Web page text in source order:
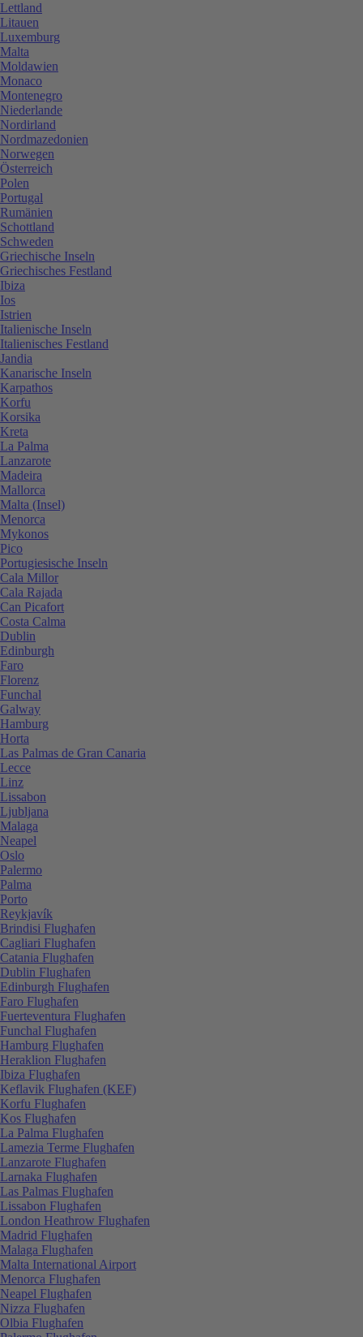
Lettland
Litauen
Luxemburg
Malta
Moldawien
Monaco
Montenegro
Niederlande
Nordirland
Nordmazedonien
Norwegen
Österreich
Polen
Portugal
Rumänien
Schottland
Schweden
Griechische Inseln
Griechisches Festland
Ibiza
Ios
Istrien
Italienische Inseln
Italienisches Festland
Jandia
Kanarische Inseln
Karpathos
Korfu
Korsika
Kreta
La Palma
Lanzarote
Madeira
Mallorca
Malta (Insel)
Menorca
Mykonos
Pico
Portugiesische Inseln
Cala Millor
Cala Rajada
Can Picafort
Costa Calma
Dublin
Edinburgh
Faro
Florenz
Funchal
Galway
Hamburg
Horta
Las Palmas de Gran Canaria
Lecce
Linz
Lissabon
Ljubljana
Malaga
Neapel
Oslo
Palermo
Palma
Porto
Reykjavík
Brindisi Flughafen
Cagliari Flughafen
Catania Flughafen
Dublin Flughafen
Edinburgh Flughafen
Faro Flughafen
Fuerteventura Flughafen
Funchal Flughafen
Hamburg Flughafen
Heraklion Flughafen
Ibiza Flughafen
Keflavik Flughafen (KEF)
Korfu Flughafen
Kos Flughafen
La Palma Flughafen
Lamezia Terme Flughafen
Lanzarote Flughafen
Larnaka Flughafen
Las Palmas Flughafen
Lissabon Flughafen
London Heathrow Flughafen
Madrid Flughafen
Malaga Flughafen
Malta International Airport
Menorca Flughafen
Neapel Flughafen
Nizza Flughafen
Olbia Flughafen